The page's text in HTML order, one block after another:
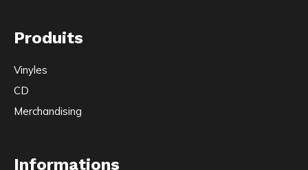
Produits
Vinyles
CD
Merchandising
Informations